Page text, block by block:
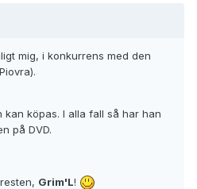
mig, i konkurrens med den
kan köpas. I alla fall så har han
på DVD.
Grim'L!